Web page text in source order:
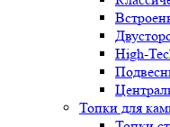
High-
Топки для